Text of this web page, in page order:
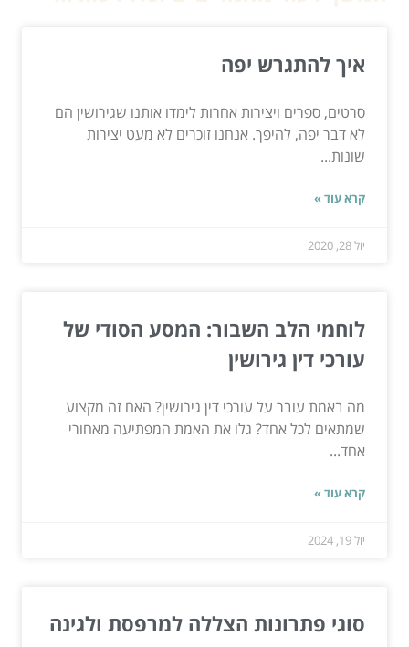
איך להתגרש יפה
סרטים, ספרים ויצירות אחרות לימדו אותנו שגירושין הם
לא דבר יפה, להיפך. אנחנו זוכרים לא מעט יצירות
שונות...
קרא עוד »
יול 28, 2020
לוחמי הלב השבור: המסע הסודי של
עורכי דין גירושין
מה באמת עובר על עורכי דין גירושין? האם זה מקצוע
שמתאים לכל אחד? גלו את האמת המפתיעה מאחורי
אחד...
קרא עוד »
יול 19, 2024
סוגי פתרונות הצללה למרפסת ולגינה